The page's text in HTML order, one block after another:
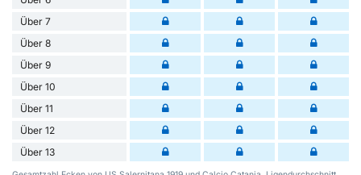
Über 7
Über 8
Über 9
Über 10
Über 11
Über 12
Über 13